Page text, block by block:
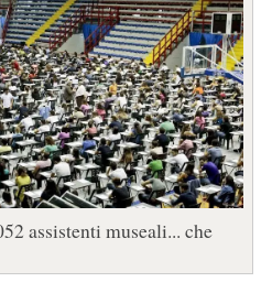
assistenti museali... che